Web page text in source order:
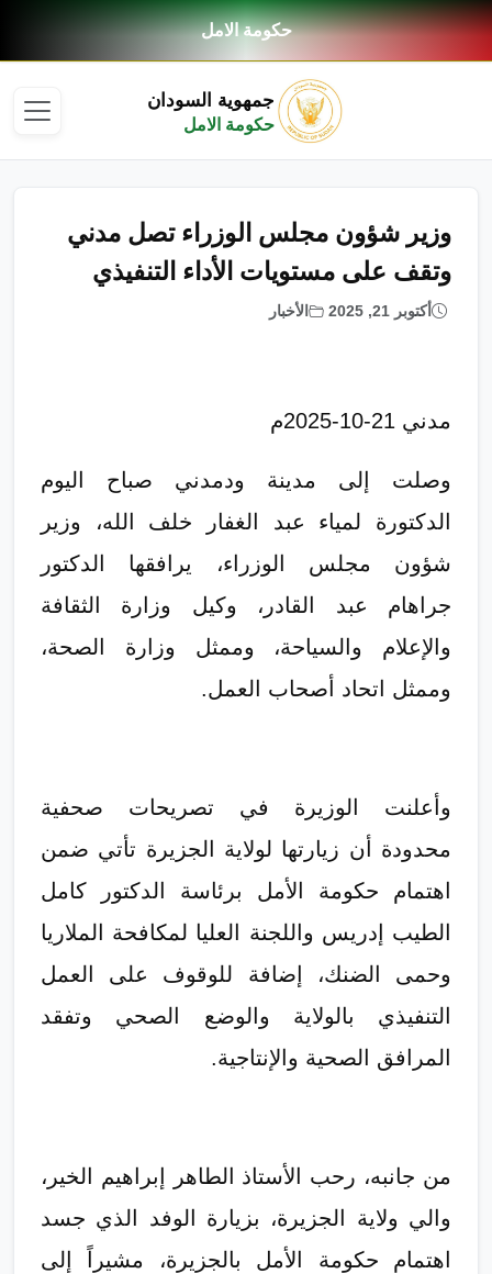
حكومة الامل
جمهوية السودان
حكومة الامل
وزير شؤون مجلس الوزراء تصل مدني
وتقف على مستويات الأداء التنفيذي
أكتوبر 21, 2025 الأخبار
مدني 21-10-2025م
وصلت إلى مدينة ودمدني صباح اليوم
الدكتورة لمياء عبد الغفار خلف الله، وزير
شؤون مجلس الوزراء، يرافقها الدكتور
جراهام عبد القادر، وكيل وزارة الثقافة
والإعلام والسياحة، وممثل وزارة الصحة،
وممثل اتحاد أصحاب العمل.
وأعلنت الوزيرة في تصريحات صحفية
محدودة أن زيارتها لولاية الجزيرة تأتي ضمن
اهتمام حكومة الأمل برئاسة الدكتور كامل
الطيب إدريس واللجنة العليا لمكافحة الملاريا
وحمى الضنك، إضافة للوقوف على العمل
التنفيذي بالولاية والوضع الصحي وتفقد
المرافق الصحية والإنتاجية.
من جانبه، رحب الأستاذ الطاهر إبراهيم الخير،
والي ولاية الجزيرة، بزيارة الوفد الذي جسد
اهتمام حكومة الأمل بالجزيرة، مشيراً إلى